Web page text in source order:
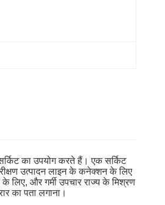
का उपयोग करते हैं। एक सर्किट
उत्पादन लाइन के कनेक्शन के लिए
लिए, और गर्मी उपचार राज्य के मिश्रण
का पता लगाना।